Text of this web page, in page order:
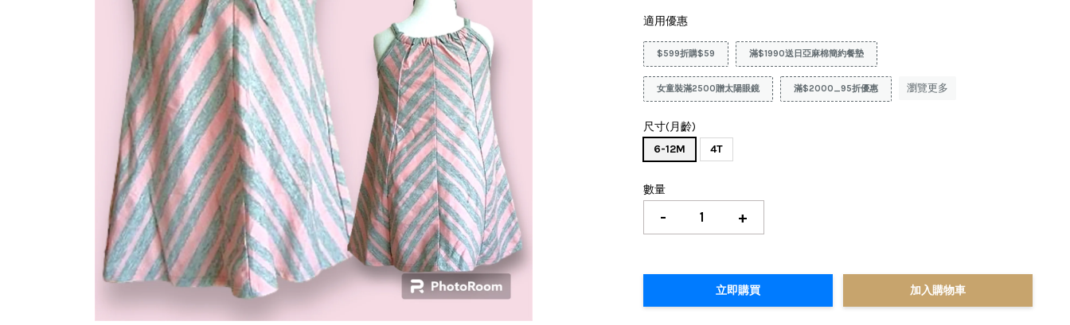
適用優惠
$599折購$59 滿$1990送日亞麻棉簡約餐墊
女童裝滿2500贈太陽眼鏡 滿$2000_95折優惠 瀏覽更多
尺寸(月齡)
6-12M
4T
數量
- +
立即購買 加入購物車